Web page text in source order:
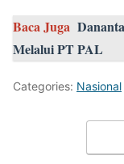
Baca Juga
Melalui PT PAL
Categories: Nasional